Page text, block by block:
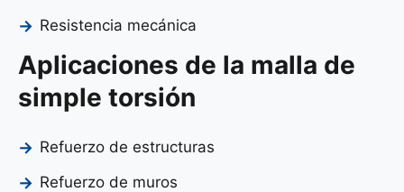
Resistencia mecánica
Aplicaciones de la malla de
simple torsión
Refuerzo de estructuras
Refuerzo de muros